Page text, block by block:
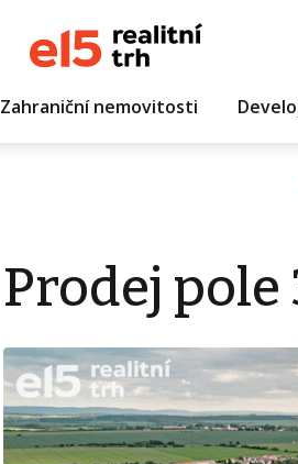
Zahraniční nemovitosti
Prodej pole